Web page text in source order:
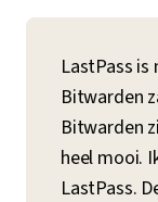
LastPass
Bitwarden
Bitwarden
heel mooi.
LastPass.